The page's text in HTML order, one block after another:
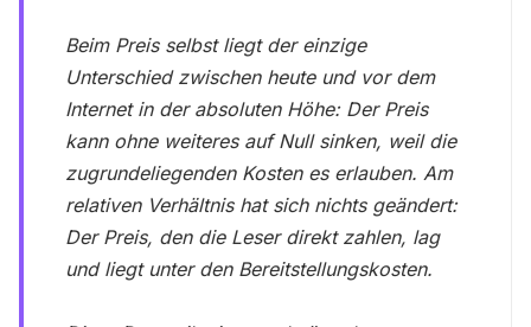
Beim Preis selbst liegt der einzige
Unterschied zwischen heute und vor dem
Internet in der absoluten Höhe: Der Preis
kann ohne weiteres auf Null sinken, weil die
zugrundeliegenden Kosten es erlauben. Am
relativen Verhältnis hat sich nichts geändert:
Der Preis, den die Leser direkt zahlen, lag
und liegt unter den Bereitstellungskosten.